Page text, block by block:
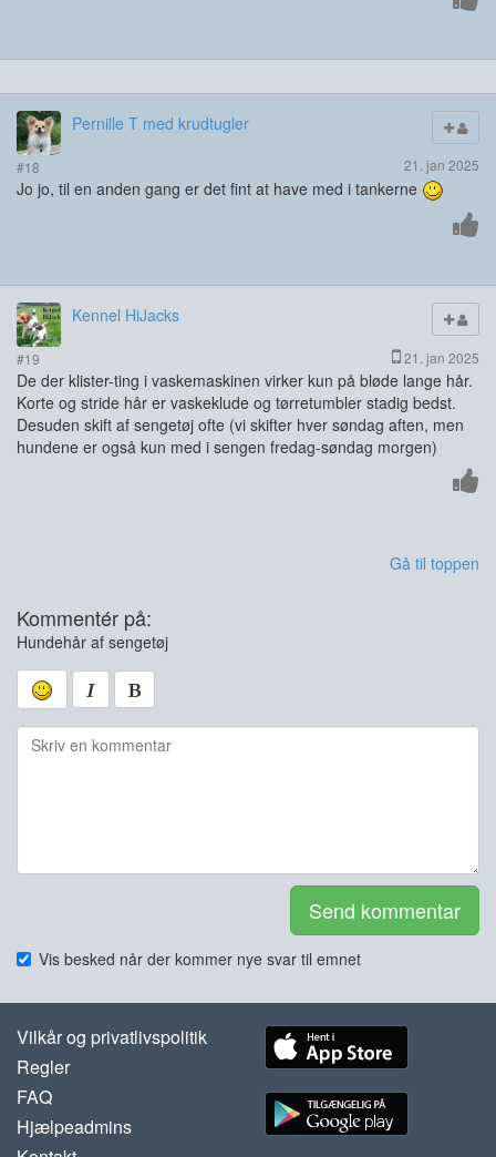
Pernille T med krudtugler
#18 21. jan 2025
Jo jo, til en anden gang er det fint at have med i tankerne
Kennel HiJacks
#19 21. jan 2025
De der klister-ting i vaskemaskinen virker kun på bløde lange hår.
Korte og stride hår er vaskeklude og tørretumbler stadig bedst.
Desuden skift af sengetøj ofte (vi skifter hver søndag aften, men
hundene er også kun med i sengen fredag-søndag morgen)
Gå til toppen
Kommentér på:
Hundehår af sengetøj
Send kommentar
Vis besked når der kommer nye svar til emnet
Vilkår og privatlivspolitik
Regler
FAQ
Hjælpeadmins